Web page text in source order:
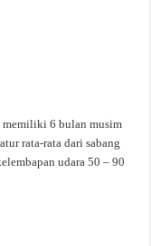
memiliki 6 bulan musim
rata-rata dari sabang
udara 50 – 90